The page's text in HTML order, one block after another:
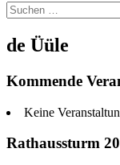
Suchen
nach:
de Üüle
Kommende
Keine
Rathaussturm